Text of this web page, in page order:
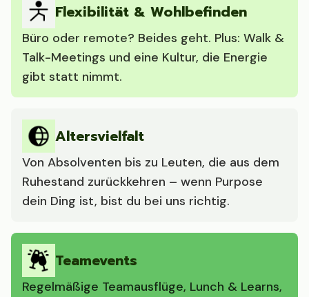
Flexibilität & Wohlbefinden
Büro oder remote? Beides geht. Plus: Walk &
Talk-Meetings und eine Kultur, die Energie
gibt statt nimmt.
Altersvielfalt
Von Absolventen bis zu Leuten, die aus dem
Ruhestand zurückkehren – wenn Purpose
dein Ding ist, bist du bei uns richtig.
Teamevents
Regelmäßige Teamausflüge, Lunch & Learns,